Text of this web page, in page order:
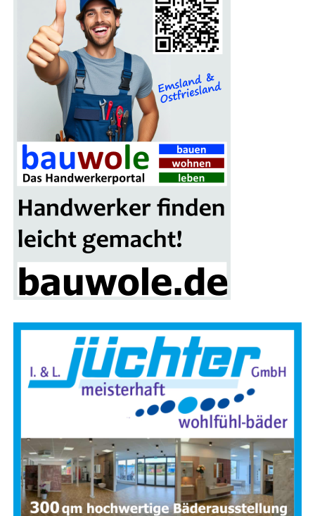
Grup­pen­fo­to vor der Brand­si­mu­la­ti­ons­an­la­ge in Leer:
Sascha Jöhnk („Brand­stif­ter“) von der Fir­ma Blaul & Sei­
fert GmbH aus Gan­der­ke­see , Land­rat Mat­thi­as Groo­te
sowie zwei Teil­neh­mer der Heiß­aus­bil­dung
Schutz­mon­tur und Atem­schutz.
Für die Bevöl­ke­rung ist es eine erfreu­li­che Ent­wick­lung:
In den letz­ten Jah­ren ist die Zahl der Haus­brän­de deut­lich
zurück­ge­gan­gen. Rauch­mel­der sor­gen zudem dafür, dass
Bewoh­ner gefähr­de­te Gebäu­de meist recht­zei­tig ver­las­
Das hat jedoch zur Fol­ge, dass Feu­er­
wehr­leu­te sel­te­ner Gele­gen­heit haben, im Innen­an­griff
prak­ti­sche Erfah­run­gen zu sam­meln.Rou­ti­ne und
siche­re Hand­lungs­ab­läu­fe müs­sen des­halb gezielt trai­
niert wer­den – unter rea­lis­ti­schen Bedingungen.